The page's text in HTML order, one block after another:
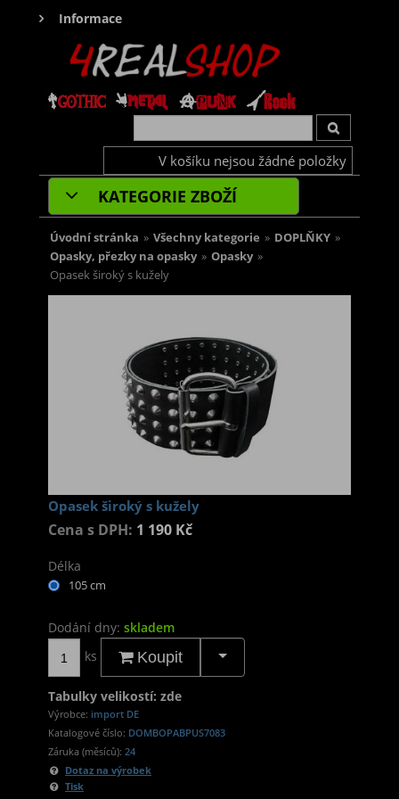
Informace
V košíku nejsou žádné položky
KATEGORIE ZBOŽÍ
Úvodní stránka » Všechny kategorie » DOPLŇKY »
Opasky, přezky na opasky » Opasky »
Opasek široký s kužely
Opasek široký s kužely
Cena s DPH: 1 190 Kč
Délka
105 cm
Dodání dny: skladem
ks
Koupit
Tabulky velikostí: zde
Výrobce: import DE
Katalogové číslo: DOMBOPABPUS7083
Záruka (měsíců): 24
Dotaz na výrobek
Tisk